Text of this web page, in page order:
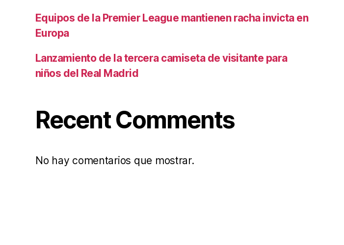
Equipos de la Premier League mantienen racha invicta en
Europa
Lanzamiento de la tercera camiseta de visitante para
niños del Real Madrid
Recent Comments
No hay comentarios que mostrar.